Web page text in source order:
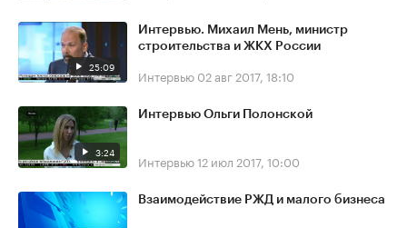
25:09
Интервью. Михаил Мень, министр
строительства и ЖКХ России
Интервью 02 авг 2017, 18:10
3:24
Интервью Ольги Полонской
Интервью12 июл 2017, 10:00
Взаимодействие РЖД и малого бизнеса